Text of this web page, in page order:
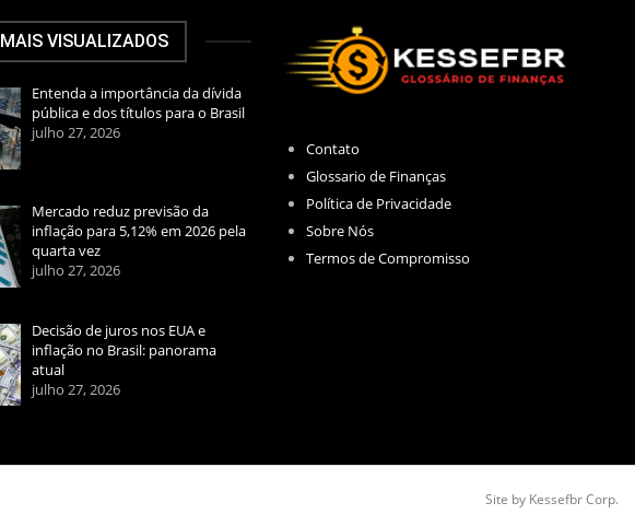
MAIS VISUALIZADOS
Entenda a importância da dívida
pública e dos títulos para o Brasil
julho 27, 2026
Mercado reduz previsão da
inflação para 5,12% em 2026 pela
quarta vez
julho 27, 2026
Decisão de juros nos EUA e
inflação no Brasil: panorama
atual
julho 27, 2026
Contato
Glossario de Finanças
Política de Privacidade
Sobre Nós
Termos de Compromisso
Site by Kessefbr Corp.